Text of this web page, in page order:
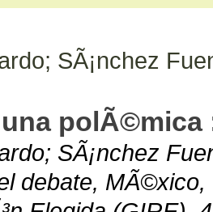
SÃ¡nchez
polÃ©mica
SÃ¡nchez
debate,